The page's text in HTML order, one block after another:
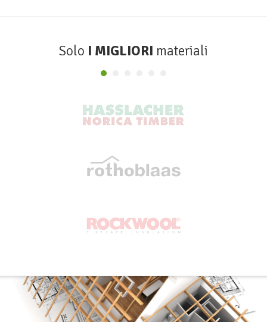
Solo I MIGLIORI materiali